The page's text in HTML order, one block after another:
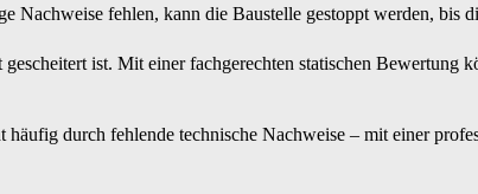
Nachweise fehlen, kann die Baustelle gestoppt werden, bis
ist. Mit einer fachgerechten statischen
durch fehlende technische Nachweise – mit einer